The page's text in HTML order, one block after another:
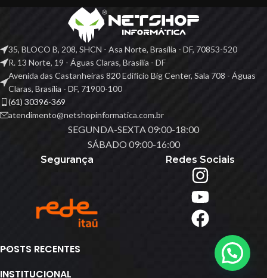
35, BLOCO B, 208, SHCN - Asa Norte, Brasília - DF, 70853-520
R. 13 Norte, 19 - Águas Claras, Brasília - DF
Avenida das Castanheiras 820 Edifício Big Center, Sala 708 - Águas
Claras, Brasília - DF, 71900-100
(61) 30396-369
atendimento@netshopinformatica.com.br
SEGUNDA-SEXTA 09:00-18:00
SÁBADO 09:00-16:00
Segurança
Redes Sociais
POSTS RECENTES
INSTITUCIONAL